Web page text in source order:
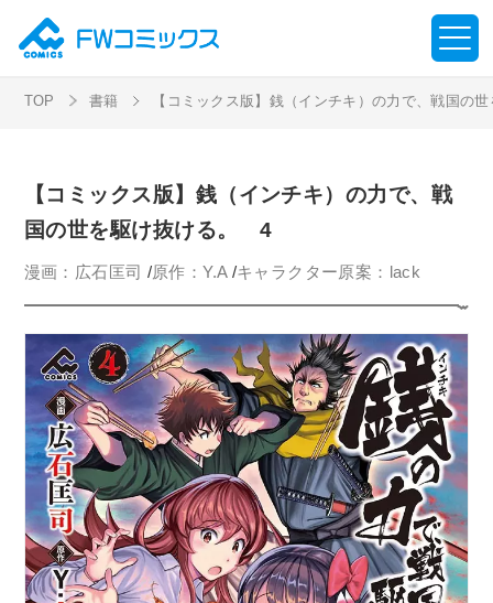
TOP 書籍 【コミックス版】銭（インチキ）の力で、戦国の
【コミックス版】銭（インチキ）の力で、戦
国の世を駆け抜ける。 4
漫画：広石匡司 /原作：Y.A/キャラクター原案：lack